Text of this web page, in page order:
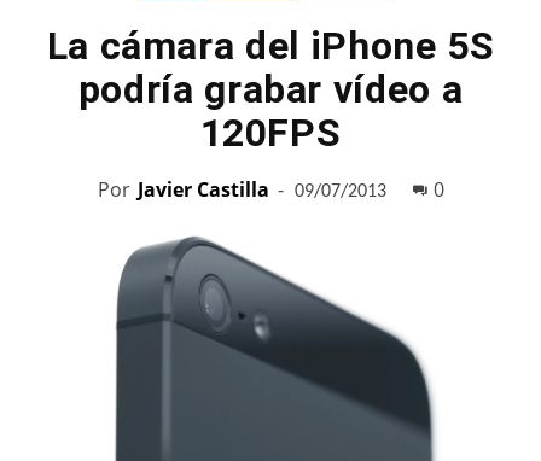
La cámara del iPhone 5S
podría grabar vídeo a
120FPS
Por Javier Castilla - 09/07/2013 0